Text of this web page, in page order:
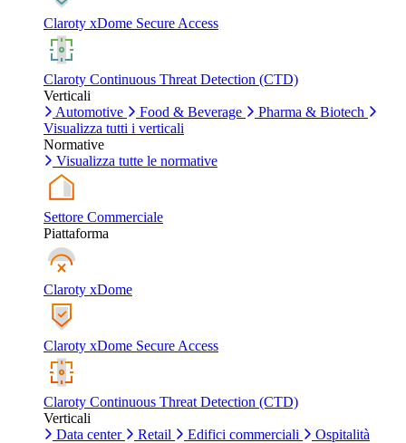
Claroty xDome Secure Access
Claroty Continuous Threat Detection (CTD)
Verticali
Automotive
Food & Beverage
Pharma & Biotech
Visualizza tutti i verticali
Normative
Visualizza tutte le normative
Settore Commerciale
Piattaforma
Claroty xDome
Claroty xDome Secure Access
Claroty Continuous Threat Detection (CTD)
Verticali
Data center
Retail Edifici commerciali Ospitalità